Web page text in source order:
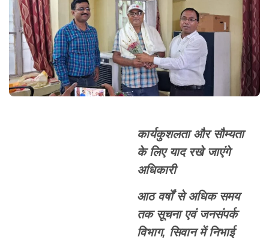
कार्यकुशलता और सौम्यता
के लिए याद रखे जाएंगे
अधिकारी
आठ वर्षों से अधिक समय
तक सूचना एवं जनसंपर्क
विभाग, सिवान में निभाई